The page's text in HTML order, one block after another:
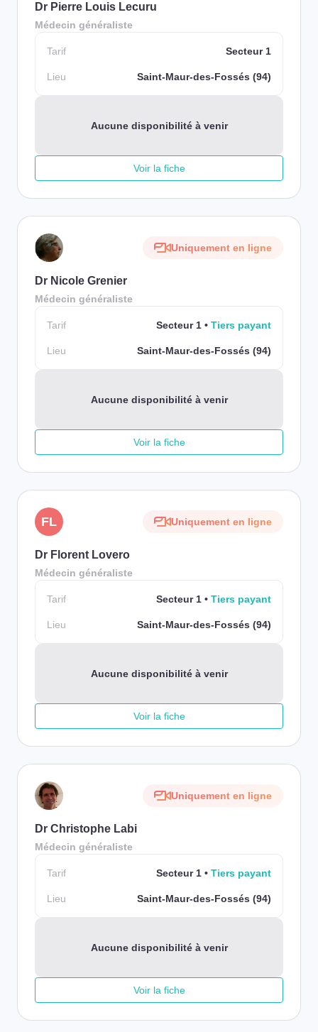
Dr Pierre Louis Lecuru
Médecin généraliste
Tarif Secteur 1
Lieu Saint-Maur-des-Fossés (94)
Aucune disponibilité à venir
Voir la fiche
Uniquement en ligne
Dr Nicole Grenier
Médecin généraliste
Tarif Secteur 1 Tiers payant
Lieu Saint-Maur-des-Fossés (94)
Aucune disponibilité à venir
Voir la fiche
FL Uniquement en ligne
Dr Florent Lovero
Médecin généraliste
Tarif Secteur 1 Tiers payant
Lieu Saint-Maur-des-Fossés (94)
Aucune disponibilité à venir
Voir la fiche
Uniquement en ligne
Dr Christophe Labi
Médecin généraliste
Tarif Secteur 1 Tiers payant
Lieu Saint-Maur-des-Fossés (94)
Aucune disponibilité à venir
Voir la fiche